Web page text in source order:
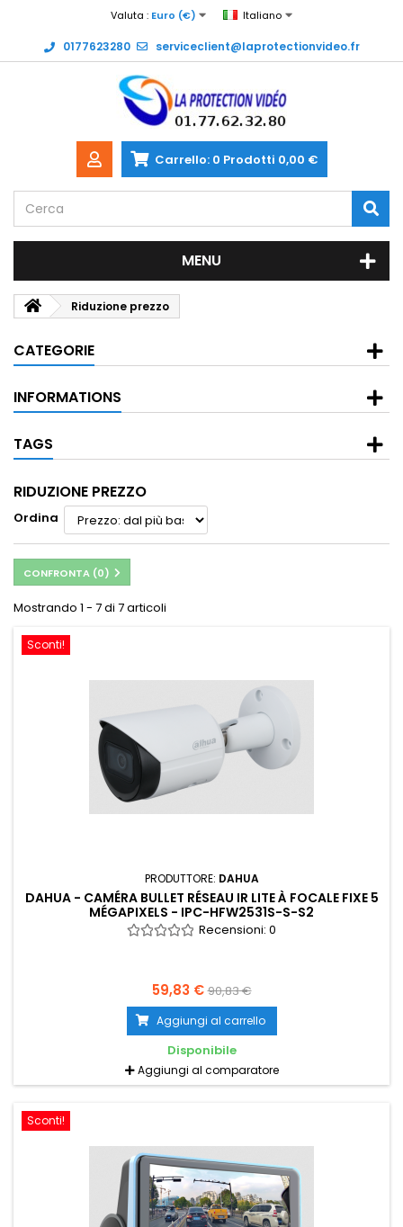
Valuta : Euro (€) Italiano
0177623280 serviceclient@laprotectionvideo.fr
Carrello: 0 Prodotti 0,00 €
MENU
Riduzione prezzo
CATEGORIE
INFORMATIONS
TAGS
RIDUZIONE PREZZO
Ordina
CONFRONTA (0)
Mostrando 1 - 7 di 7 articoli
Sconti!
PRODUTTORE: DAHUA
DAHUA - CAMÉRA BULLET RÉSEAU IR LITE À FOCALE FIXE 5
MÉGAPIXELS - IPC-HFW2531S-S-S2
Recensioni: 0
59,83 €90,83 €
Aggiungi al carrello
Disponibile
Aggiungi al comparatore
Sconti!